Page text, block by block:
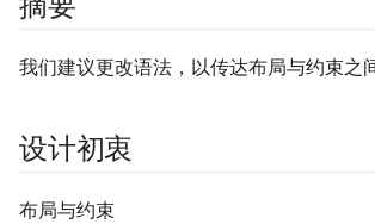
我们建议更改语法，以传达布局与约束之
设计初衷
布局与约束